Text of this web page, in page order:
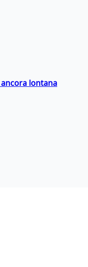
lontana